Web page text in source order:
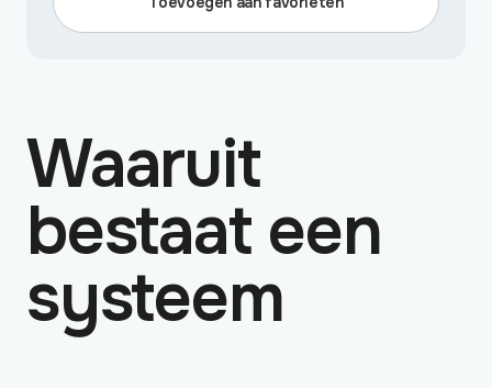
Waaruit
bestaat een
systeem